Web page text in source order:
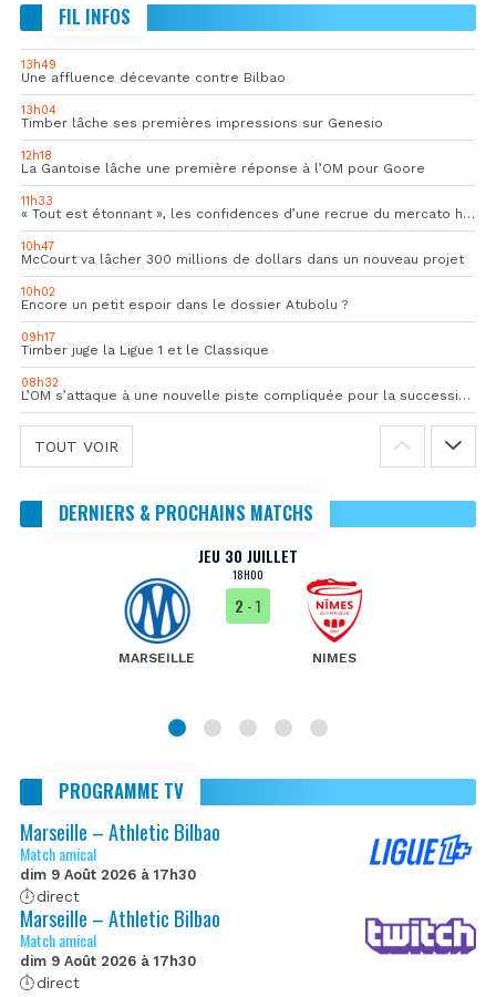
FIL INFOS
13h49
Une affluence décevante contre Bilbao
13h04
Timber lâche ses premières impressions sur Genesio
12h18
La Gantoise lâche une première réponse à l’OM pour Goore
11h33
« Tout est étonnant », les confidences d’une recrue du mercato hivernal de l’OM
10h47
McCourt va lâcher 300 millions de dollars dans un nouveau projet
10h02
Encore un petit espoir dans le dossier Atubolu ?
09h17
Timber juge la Ligue 1 et le Classique
08h32
L’OM s’attaque à une nouvelle piste compliquée pour la succession de Rulli
TOUT VOIR
DERNIERS & PROCHAINS MATCHS
JEU 30 JUILLET
18H00
MARSEILLE
2 - 1
NIMES
PROGRAMME TV
Marseille – Athletic Bilbao
Match amical
dim 9 Août 2026 à 17h30
direct
Marseille – Athletic Bilbao
Match amical
dim 9 Août 2026 à 17h30
direct